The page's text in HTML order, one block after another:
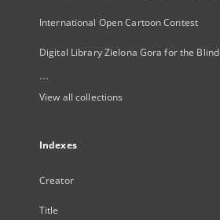
International Open Cartoon Contest
Digital Library Zielona Gora for the Blind
...
View all collections
Indexes
Creator
Title